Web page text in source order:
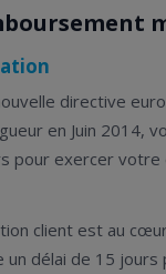
directive
en Juin 2014,
pour exercer
client est au
un délai de 15